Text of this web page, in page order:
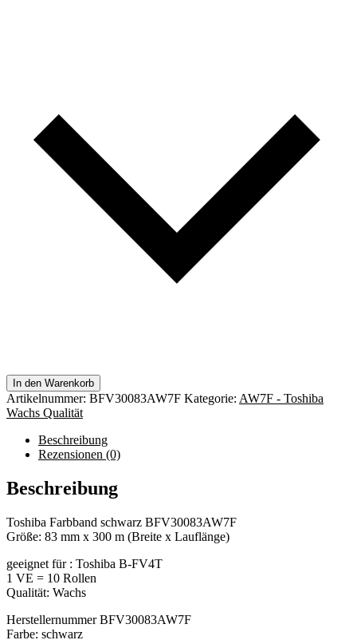
In den Warenkorb
Artikelnummer: BFV30083AW7F Kategorie: AW7F - Toshiba
Wachs Qualität
Beschreibung
Rezensionen (0)
Beschreibung
Toshiba Farbband schwarz BFV30083AW7F
Größe: 83 mm x 300 m (Breite x Lauflänge)
geeignet für : Toshiba B-FV4T
1 VE = 10 Rollen
Qualität: Wachs
Herstellernummer BFV30083AW7F
Farbe: schwarz